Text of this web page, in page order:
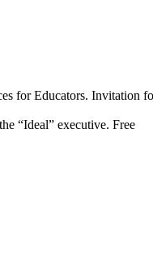
for Educators. Invitation
“Ideal” executive. Free